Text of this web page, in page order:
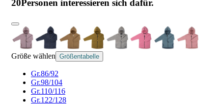
20Personen interessieren sich dafür.
Größe wählen Größentabelle
Gr.86/92
Gr.98/104
Gr.110/116
Gr.122/128